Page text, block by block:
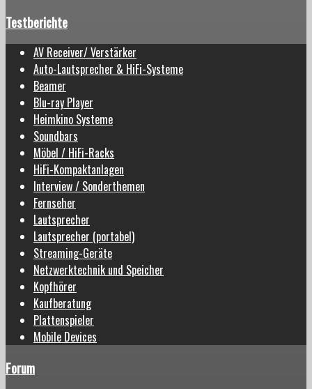
Testberichte
AV Receiver/ Verstärker
Auto-Lautsprecher & HiFi-Systeme
Beamer
Blu-ray Player
Heimkino Systeme
Soundbars
Möbel / HiFi-Racks
HiFi-Kompaktanlagen
Interview / Sonderthemen
Fernseher
Lautsprecher
Lautsprecher (portabel)
Streaming-Geräte
Netzwerktechnik und Speicher
Kopfhörer
Kaufberatung
Plattenspieler
Mobile Devices
Forum